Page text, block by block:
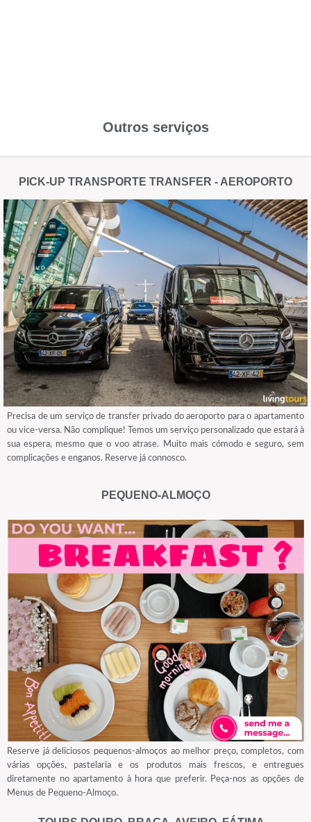
Outros serviços
PICK-UP TRANSPORTE TRANSFER - AEROPORTO
Precisa de um serviço de transfer privado do aeroporto para o apartamento
ou vice-versa. Não complique! Temos um serviço personalizado que estará à
sua espera, mesmo que o voo atrase. Muito mais cómodo e seguro, sem
complicações e enganos. Reserve já connosco.
PEQUENO-ALMOÇO
Reserve já deliciosos pequenos-almoços ao melhor preço, completos, com
várias opções, pastelaria e os produtos mais frescos, e entregues
diretamente no apartamento à hora que preferir. Peça-nos as opções de
Menus de Pequeno-Almoço.